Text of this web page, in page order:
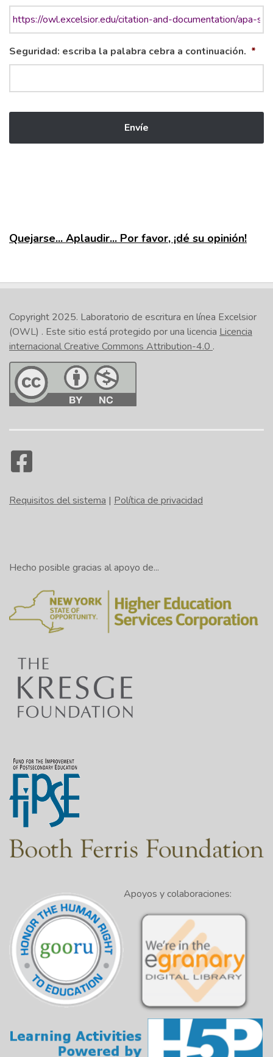
Seguridad: escriba la palabra cebra a continuación. *
Quejarse... Aplaudir... Por favor, ¡dé su opinión!
Copyright 2025. Laboratorio de escritura en línea Excelsior
(OWL) . Este sitio está protegido por una licencia Licencia
internacional Creative Commons Attribution-4.0 .
Requisitos del sistema | Política de privacidad
Hecho posible gracias al apoyo de...
Apoyos y colaboraciones: